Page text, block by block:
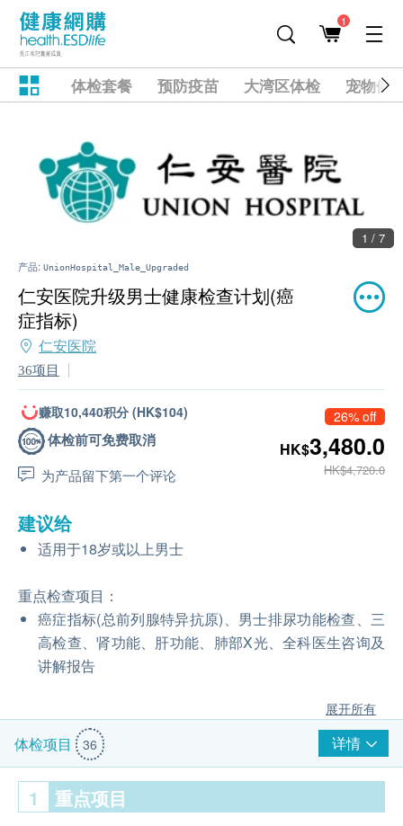
1
体检套餐 预防疫苗 大湾区体检 宠物健
1 / 7
产品: UnionHospital_Male_Upgraded
仁安医院升级男士健康检查计划(癌
症指标)
仁安医院
36项目
赚取10,440积分 (HK$104)
体检前可免费取消
为产品留下第一个评论
26% off
HK$3,480.0
HK$4,720.0
建议给
适用于18岁或以上男士
重点检查项目：
癌症指标(总前列腺特异抗原)、男士排尿功能检查、三
高检查、肾功能、肝功能、肺部X光、全科医生咨询及
讲解报告
展开所有
体检项目 36 详情
1 重点项目